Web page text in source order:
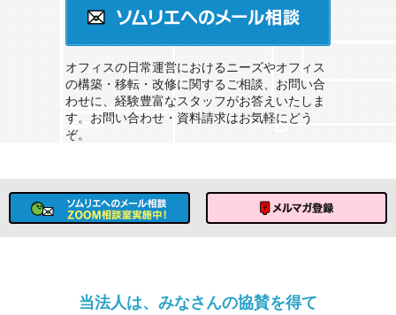
オフィスの日常運営におけるニーズやオフィス
の構築・移転・改修に関するご相談、お問い合
わせに、経験豊富なスタッフがお答えいたしま
す。お問い合わせ・資料請求はお気軽にどう
ぞ。
当法人は、みなさんの協賛を得て